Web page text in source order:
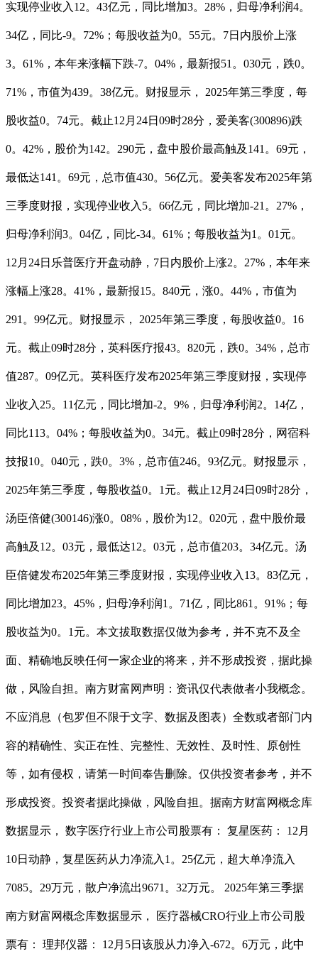
实现停业收入12。43亿元，同比增加3。28%，归母净利润4。
34亿，同比-9。72%；每股收益为0。55元。7日内股价上涨
3。61%，本年来涨幅下跌-7。04%，最新报51。030元，跌0。
71%，市值为439。38亿元。财报显示， 2025年第三季度，每
股收益0。74元。截止12月24日09时28分，爱美客(300896)跌
0。42%，股价为142。290元，盘中股价最高触及141。69元，
最低达141。69元，总市值430。56亿元。爱美客发布2025年第
三季度财报，实现停业收入5。66亿元，同比增加-21。27%，
归母净利润3。04亿，同比-34。61%；每股收益为1。01元。
12月24日乐普医疗开盘动静，7日内股价上涨2。27%，本年来
涨幅上涨28。41%，最新报15。840元，涨0。44%，市值为
291。99亿元。财报显示， 2025年第三季度，每股收益0。16
元。截止09时28分，英科医疗报43。820元，跌0。34%，总市
值287。09亿元。英科医疗发布2025年第三季度财报，实现停
业收入25。11亿元，同比增加-2。9%，归母净利润2。14亿，
同比113。04%；每股收益为0。34元。截止09时28分，网宿科
技报10。040元，跌0。3%，总市值246。93亿元。财报显示，
2025年第三季度，每股收益0。1元。截止12月24日09时28分，
汤臣倍健(300146)涨0。08%，股价为12。020元，盘中股价最
高触及12。03元，最低达12。03元，总市值203。34亿元。汤
臣倍健发布2025年第三季度财报，实现停业收入13。83亿元，
同比增加23。45%，归母净利润1。71亿，同比861。91%；每
股收益为0。1元。本文拔取数据仅做为参考，并不克不及全
面、精确地反映任何一家企业的将来，并不形成投资，据此操
做，风险自担。南方财富网声明：资讯仅代表做者小我概念。
不应消息（包罗但不限于文字、数据及图表）全数或者部门内
容的精确性、实正在性、完整性、无效性、及时性、原创性
等，如有侵权，请第一时间奉告删除。仅供投资者参考，并不
形成投资。投资者据此操做，风险自担。据南方财富网概念库
数据显示， 数字医疗行业上市公司股票有： 复星医药： 12月
10日动静，复星医药从力净流入1。25亿元，超大单净流入
7085。29万元，散户净流出9671。32万元。 2025年第三季据
南方财富网概念库数据显示， 医疗器械CRO行业上市公司股
票有： 理邦仪器： 12月5日该股从力净入-672。6万元，此中